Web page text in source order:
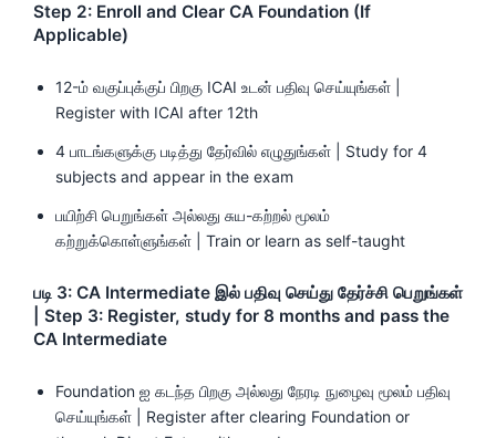
Step 2: Enroll and Clear CA Foundation (If
Applicable)
12-ம் வகுப்புக்குப் பிறகு ICAI உடன் பதிவு செய்யுங்கள் |
Register with ICAI after 12th
4 பாடங்களுக்கு படித்து தேர்வில் எழுதுங்கள் | Study for 4
subjects and appear in the exam
பயிற்சி பெறுங்கள் அல்லது சுய-கற்றல் மூலம்
கற்றுக்கொள்ளுங்கள் | Train or learn as self-taught
படி 3: CA Intermediate இல் பதிவு செய்து தேர்ச்சி பெறுங்கள்
| Step 3: Register, study for 8 months and pass the
CA Intermediate
Foundation ஐ கடந்த பிறகு அல்லது நேரடி நுழைவு மூலம் பதிவு
செய்யுங்கள் | Register after clearing Foundation or